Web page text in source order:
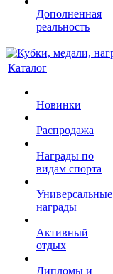
Дополненная
реальность
Каталог
Новинки
Распродажа
Награды по
видам спорта
Универсальные
награды
Активный
отдых
Дипломы и